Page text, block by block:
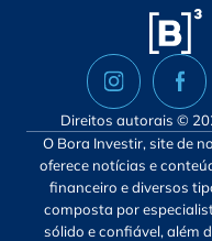
Direitos autorais ©
O Bora Investir, site de
oferece notícias e
financeiro e diversos
composta por
sólido e confiável, além